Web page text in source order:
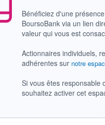
Bénéficiez d'une
BoursoBank via un lien
valeur qui vous est
Actionnaires individuels,
adhérentes sur notre
Si vous êtes responsable
souhaitez activer cet